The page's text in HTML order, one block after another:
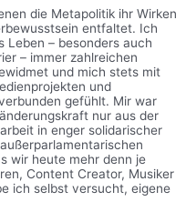
die Metapolitik ihr Wirken
entfaltet. Ich
Leben – besonders auch
– immer zahlreichen
und mich stets mit
und
gefühlt. Mir war
nur aus der
in enger solidarischer
wir heute mehr denn je
Content Creator, Musiker
ich selbst versucht, eigene